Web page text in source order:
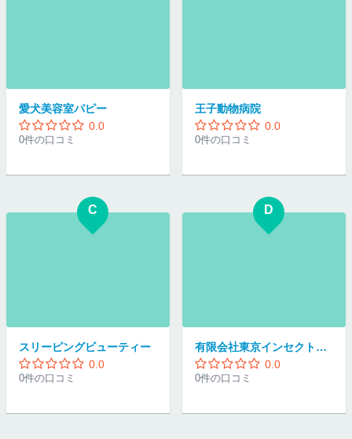
愛犬美容室パピー
0.0
0件の口コミ
王子動物病院
0.0
0件の口コミ
C
スリーピングビューティー
0.0
0件の口コミ
D
有限会社東京インセクトリウム
0.0
0件の口コミ